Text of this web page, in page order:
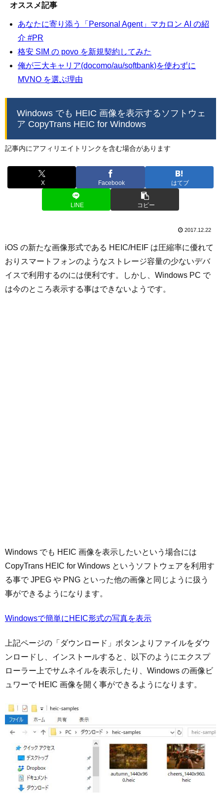
オススメ記事
あなたに寄り添う「Personal Agent」マカロン AI の紹
介 #PR
格安 SIM の povo を新規契約してみた
俺が三大キャリア(docomo/au/softbank)を使わずに
MVNO を選ぶ理由
Windows でも HEIC 画像を表示するソフトウェ
ア CopyTrans HEIC for Windows
記事内にアフィリエイトリンクを含む場合があります
X Facebook はてブ
LINE コピー
2017.12.22
iOS の新たな画像形式である HEIC/HEIF は圧縮率に優れて
おりスマートフォンのようなストレージ容量の少ないデバ
イスで利用するのには便利です。しかし、Windows PC で
は今のところ表示する事はできないようです。
Windows でも HEIC 画像を表示したいという場合には
CopyTrans HEIC for Windows というソフトウェアを利用す
る事で JPEG や PNG といった他の画像と同じように扱う
事ができるようになります。
Windowsで簡単にHEIC形式の写真を表示
上記ページの「ダウンロード」ボタンよりファイルをダウ
ンロードし、インストールすると、以下のようにエクスプ
ローラー上でサムネイルを表示したり、Windows の画像ビ
ュワーで HEIC 画像を開く事ができるようになります。